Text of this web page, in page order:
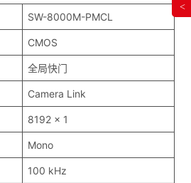
SW-8000M-PMCL
CMOS
全局快门
Camera Link
8192 x 1
Mono
100 kHz
<